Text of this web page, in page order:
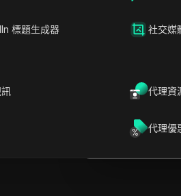
標題生成器 社交媒
代理資
代理優
在ChatGPT中
就此頁面提問
在Claude中開
就此頁面提問
強調其步驟和功能。
定市場相關的產品，
Discord 環境中管理溝
講者鼓勵觀眾互動，並
明確產品推廣和客戶